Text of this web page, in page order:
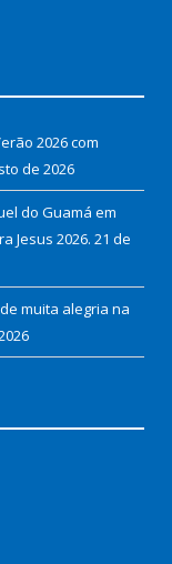
2026 com
de 2026
do Guamá em
Jesus 2026. 21 de
muita alegria na